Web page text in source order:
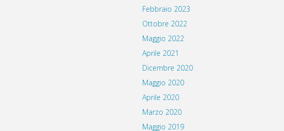
Febbraio 2023
Ottobre 2022
Maggio 2022
Aprile 2021
Dicembre 2020
Maggio 2020
Aprile 2020
Marzo 2020
Maggio 2019